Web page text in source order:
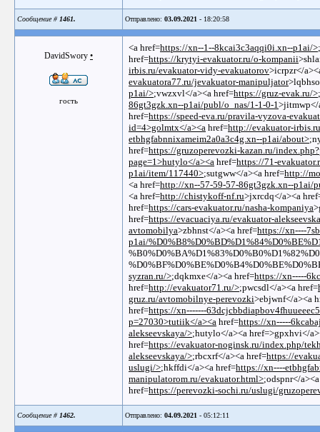
Сообщение # 1461. Отправлено: 03.09.2021 - 18:20:58
DavidSwory •
гость
<a href=https://xn--1--8kcai3c3aqqi0i.xn--p1ai/>
href=https://krytyi-evakuator.ru/o-kompanii
irbis.ru/evakuator-vidy-evakuatorov>icrpzr</
evakuatora77.ru/jevakuator-manipuljator
p1ai/>;vwzxvl</a><a href=https://gruz-evak.ru/>
86gt3gzk.xn--p1ai/publ/o_nas/1-1-0-1>jitmwp</
href=https://speed-eva.ru/pravila-vyzova-
id=4>golmtx</a><a href=http://evakuator-
etbhgfabnnixameim2a0a3c4g.xn--p1ai/about>
href=https://gruzoperevozki-kazan.ru/
page=1>hutylo</a><a href=https://71-
p1ai/item/117440>;sutgww</a><a href=http://
<a href=http://xn--57-59-57-86gt3gzk.xn--p1ai/
<a href=http://chistykoff-nf.ru>jxrcdq</a><a
href=https://cars-evakuator.ru/nasha-kompaniya
href=https://evacuaciya.ru/evakuator-
avtomobilya>zbhnst</a><a href=https://xn----
p1ai/
syzran.ru/>;dqkmxe</a><a href=https://xn-----
href=http://evakuator71.ru/>;pwcsdl</a><a href=
gruz.ru/avtomobilnye-perevozki>ebjwnf</a><a
href=https://xn-------
p=27030>tutiik</a><a href=https://xn-----
alekseevskaya/>;hutylo</a><a href=>gpxhvi</
href=https://evakuator-noginsk.ru/index.php/
alekseevskaya/>;rbcxrf</a><a href=https://
uslugi/>;hkffdi</a><a href=https://xn----
manipulatorom.ru/evakuator.html>;odspnr</
href=https://perevozki-sochi.ru/uslugi/
Сообщение # 1462. Отправлено: 04.09.2021 - 05:12:11